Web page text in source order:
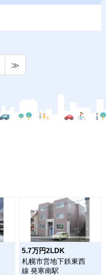
≫
5.7万円2LDK
札幌市営地下鉄東西
線 発寒南駅